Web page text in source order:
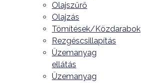
Olajszűrő
Olajzás
Tömítések/Közdarabok
Rezgéscsillapítás
Üzemanyag
ellátás
Üzemanyag